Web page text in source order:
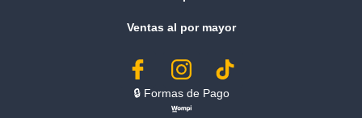
Ventas al por mayor
🔒︎ Formas de Pago